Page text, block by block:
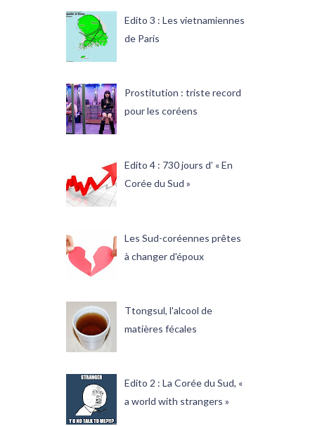
Edito 3 : Les vietnamiennes
de Paris
Prostitution : triste record
pour les coréens
Edito 4 : 730 jours d’ « En
Corée du Sud »
Les Sud-coréennes prêtes
à changer d'époux
Ttongsul, l'alcool de
matières fécales
Edito 2 : La Corée du Sud, «
a world with strangers »